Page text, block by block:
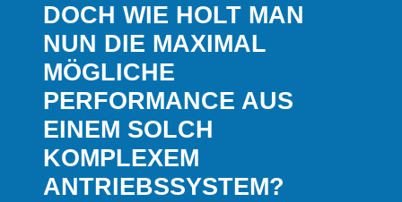
DOCH WIE HOLT MAN
NUN DIE MAXIMAL
MÖGLICHE
PERFORMANCE AUS
EINEM SOLCH
KOMPLEXEM
ANTRIEBSSYSTEM?